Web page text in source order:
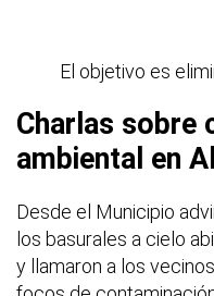
El objetivo es
Charlas sobre
ambiental en
Desde el Municipio
los basurales a cielo
y llamaron a los